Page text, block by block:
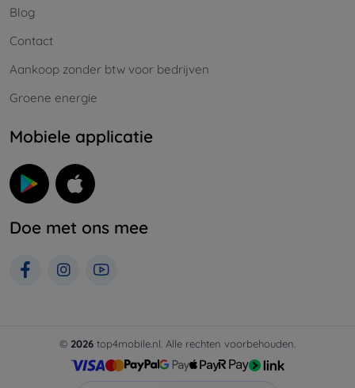
Blog
Contact
Aankoop zonder btw voor bedrijven
Groene energie
Mobiele applicatie
Doe met ons mee
© 2026 top4mobile.nl. Alle rechten voorbehouden.